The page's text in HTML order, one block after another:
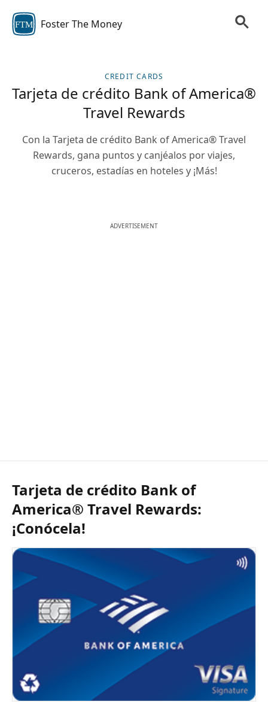
FTM Foster The Money
CREDIT CARDS
Tarjeta de crédito Bank of America®
Travel Rewards
Con la Tarjeta de crédito Bank of America® Travel
Rewards, gana puntos y canjéalos por viajes,
cruceros, estadías en hoteles y ¡Más!
ADVERTISEMENT
Tarjeta de crédito Bank of
America® Travel Rewards:
¡Conócela!